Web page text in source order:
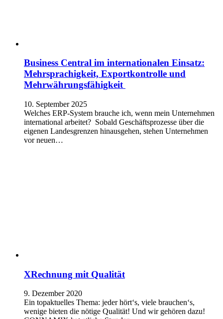
Business Central im internationalen Einsatz:
Mehrsprachigkeit, Exportkontrolle und
Mehrwährungsfähigkeit
10. September 2025
Welches ERP-System brauche ich, wenn mein Unternehmen
international arbeitet? Sobald Geschäftsprozesse über die
eigenen Landesgrenzen hinausgehen, stehen Unternehmen
vor neuen…
XRechnung mit Qualität
9. Dezember 2020
Ein topaktuelles Thema: jeder hört‘s, viele brauchen‘s,
wenige bieten die nötige Qualität! Und wir gehören dazu!